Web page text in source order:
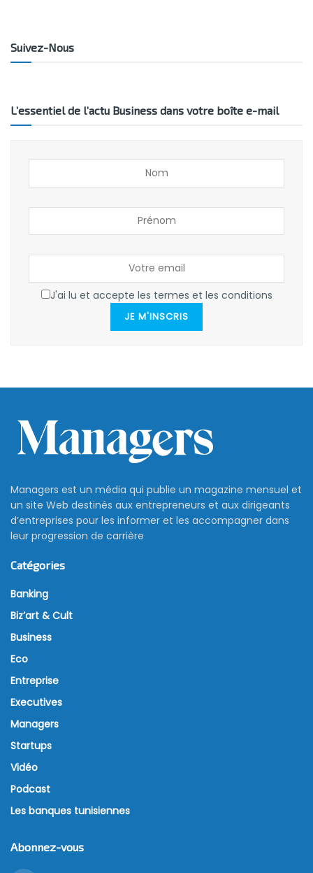
Suivez-Nous
L’essentiel de l’actu Business dans votre boîte e-mail
J'ai lu et accepte les termes et les conditions
JE M'INSCRIS
Managers est un média qui publie un magazine mensuel et
un site Web destinés aux entrepreneurs et aux dirigeants
d’entreprises pour les informer et les accompagner dans
leur progression de carrière
Catégories
Banking
Biz’art & Cult
Business
Eco
Entreprise
Executives
Managers
Startups
Vidéo
Podcast
Les banques tunisiennes
Abonnez-vous